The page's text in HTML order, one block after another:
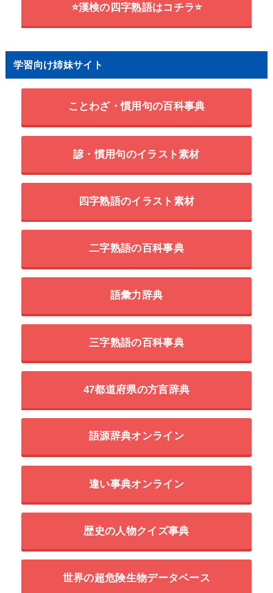
⭐漢検の四字熟語はコチラ⭐
学習向け姉妹サイト
ことわざ・慣用句の百科事典
諺・慣用句のイラスト素材
四字熟語のイラスト素材
二字熟語の百科事典
語彙力辞典
三字熟語の百科事典
47都道府県の方言辞典
語源辞典オンライン
違い事典オンライン
歴史の人物クイズ事典
世界の超危険生物データベース